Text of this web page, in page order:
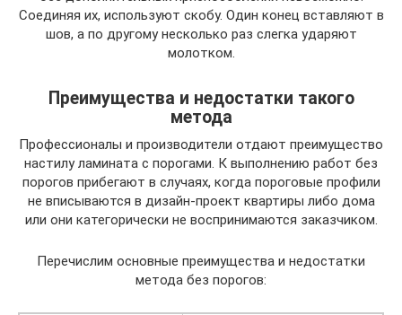
Соединяя их, используют скобу. Один конец вставляют в
шов, а по другому несколько раз слегка ударяют
молотком.
Преимущества и недостатки такого
метода
Профессионалы и производители отдают преимущество
настилу ламината с порогами. К выполнению работ без
порогов прибегают в случаях, когда пороговые профили
не вписываются в дизайн-проект квартиры либо дома
или они категорически не воспринимаются заказчиком.
Перечислим основные преимущества и недостатки
метода без порогов: